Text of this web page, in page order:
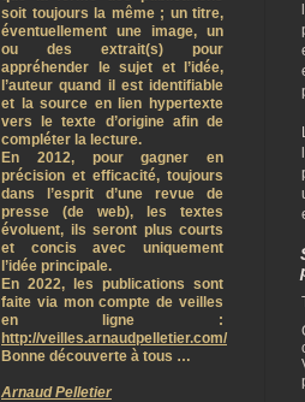
soit toujours la même ; un titre,
éventuellement une image, un
ou des extrait(s) pour
appréhender le sujet et l’idée,
l’auteur quand il est identifiable
et la source en lien hypertexte
vers le texte d’origine afin de
compléter la lecture.
En 2012, pour gagner en
précision et efficacité, toujours
dans l’esprit d’une revue de
presse (de web), les textes
évoluent, ils seront plus courts
et concis avec uniquement
l’idée principale.
En 2022, les publications sont
faite via mon compte de veilles
en ligne :
http://veilles.arnaudpelletier.com/
Bonne découverte à tous …
Arnaud Pelletier